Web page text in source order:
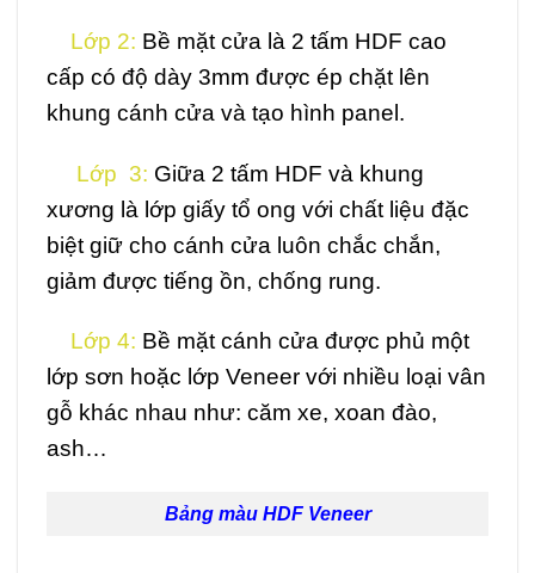
Lớp 2: Bề mặt cửa là 2 tấm HDF cao
cấp có độ dày 3mm được ép chặt lên
khung cánh cửa và tạo hình panel.
Lớp 3: Giữa 2 tấm HDF và khung
xương là lớp giấy tổ ong với chất liệu đặc
biệt giữ cho cánh cửa luôn chắc chắn,
giảm được tiếng ồn, chống rung.
Lớp 4: Bề mặt cánh cửa được phủ một
lớp sơn hoặc lớp Veneer với nhiều loại vân
gỗ khác nhau như: căm xe, xoan đào,
ash…
Bảng màu HDF Veneer